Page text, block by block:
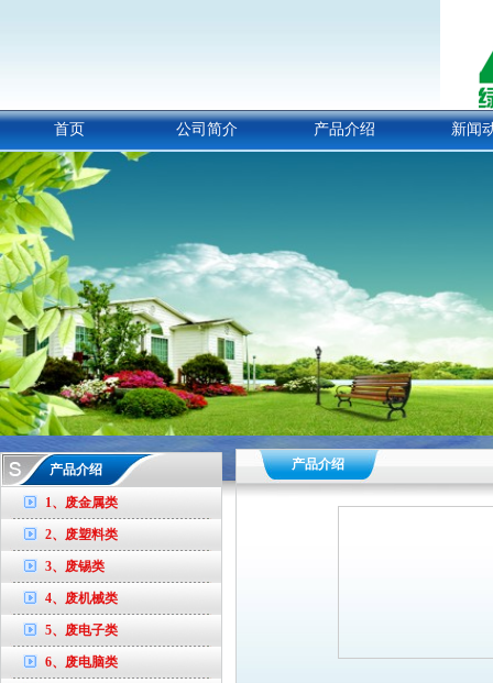
首页 公司简介 产品介绍 新闻
产品介绍
1、废金属类
2、废塑料类
3、废锡类
4、废机械类
5、废电子类
6、废电脑类
产品介绍